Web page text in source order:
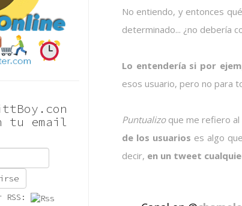
No entiendo, y entonces
determinado... ¿no debería
Lo entendería si por
esos usuario, pero no para
Puntualizoque me refiero al
de los usuarios es algo
decir, en un tweet
tu email